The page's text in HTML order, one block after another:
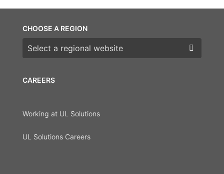
CAREERS
Working at UL Solutions
UL Solutions Careers
CHOOSE A REGION
Choose a region